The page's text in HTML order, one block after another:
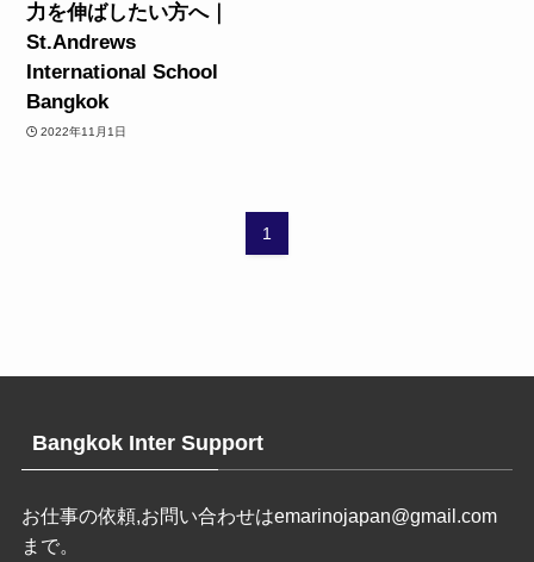
力を伸ばしたい方へ｜
St.Andrews
International School
Bangkok
2022年11月1日
1
Bangkok Inter Support
お仕事の依頼,お問い合わせはemarinojapan@gmail.com
まで。